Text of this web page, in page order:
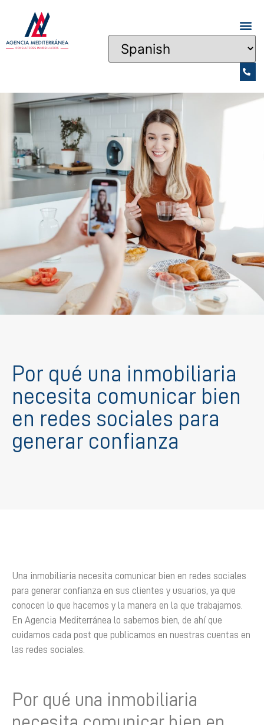
Por qué una inmobiliaria
necesita comunicar bien
en redes sociales para
generar confianza
Una inmobiliaria necesita comunicar bien en redes sociales
para generar confianza en sus clientes y usuarios, ya que
conocen lo que hacemos y la manera en la que trabajamos.
En Agencia Mediterránea lo sabemos bien, de ahí que
cuidamos cada post que publicamos en nuestras cuentas en
las redes sociales.
Por qué una inmobiliaria